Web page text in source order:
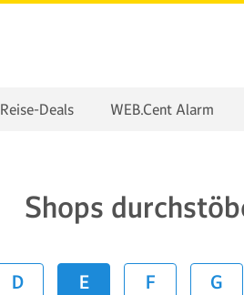
Reise-Deals WEB.Cent Alarm
Shops
D E F G